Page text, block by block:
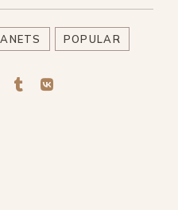
POPULAR